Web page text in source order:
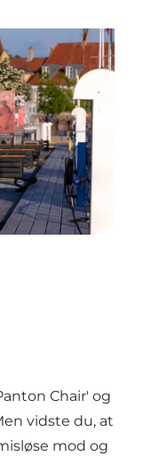
Chair' og
vidste du, at
mod og